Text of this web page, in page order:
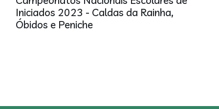
Iniciados 2023 - Caldas da Rainha,
Óbidos e Peniche